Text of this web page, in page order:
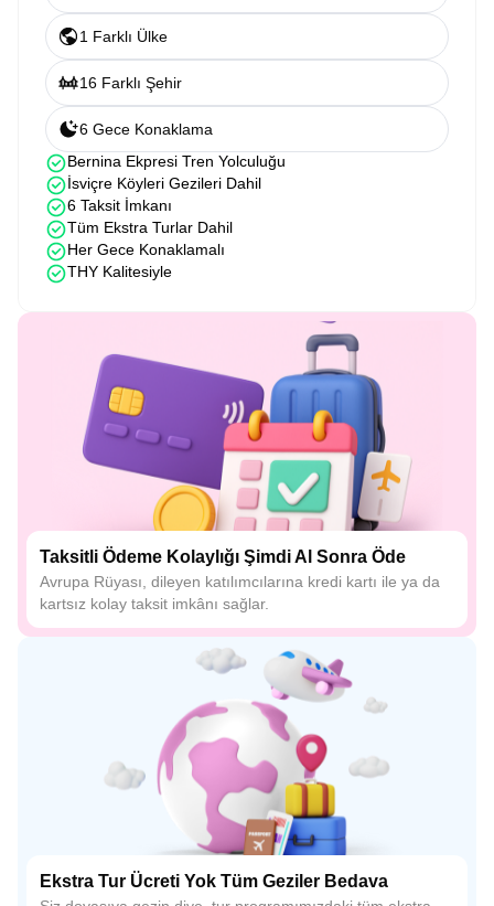
1 Farklı Ülke
16 Farklı Şehir
6 Gece Konaklama
Bernina Ekpresi Tren Yolculuğu
İsviçre Köyleri Gezileri Dahil
6 Taksit İmkanı
Tüm Ekstra Turlar Dahil
Her Gece Konaklamalı
THY Kalitesiyle
Taksitli Ödeme Kolaylığı Şimdi Al Sonra Öde
Avrupa Rüyası, dileyen katılımcılarına kredi kartı ile ya da
kartsız kolay taksit imkânı sağlar.
Ekstra Tur Ücreti Yok Tüm Geziler Bedava